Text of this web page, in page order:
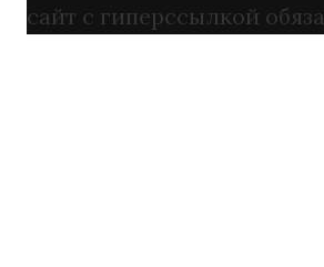
сайт с гиперссылкой